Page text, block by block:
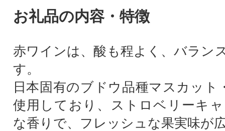
お礼品の内容・特徴
赤ワインは、酸も程よく、バラン
す。
日本固有のブドウ品種マスカット
使用しており、ストロベリーキ
な香りで、フレッシュな果実味が